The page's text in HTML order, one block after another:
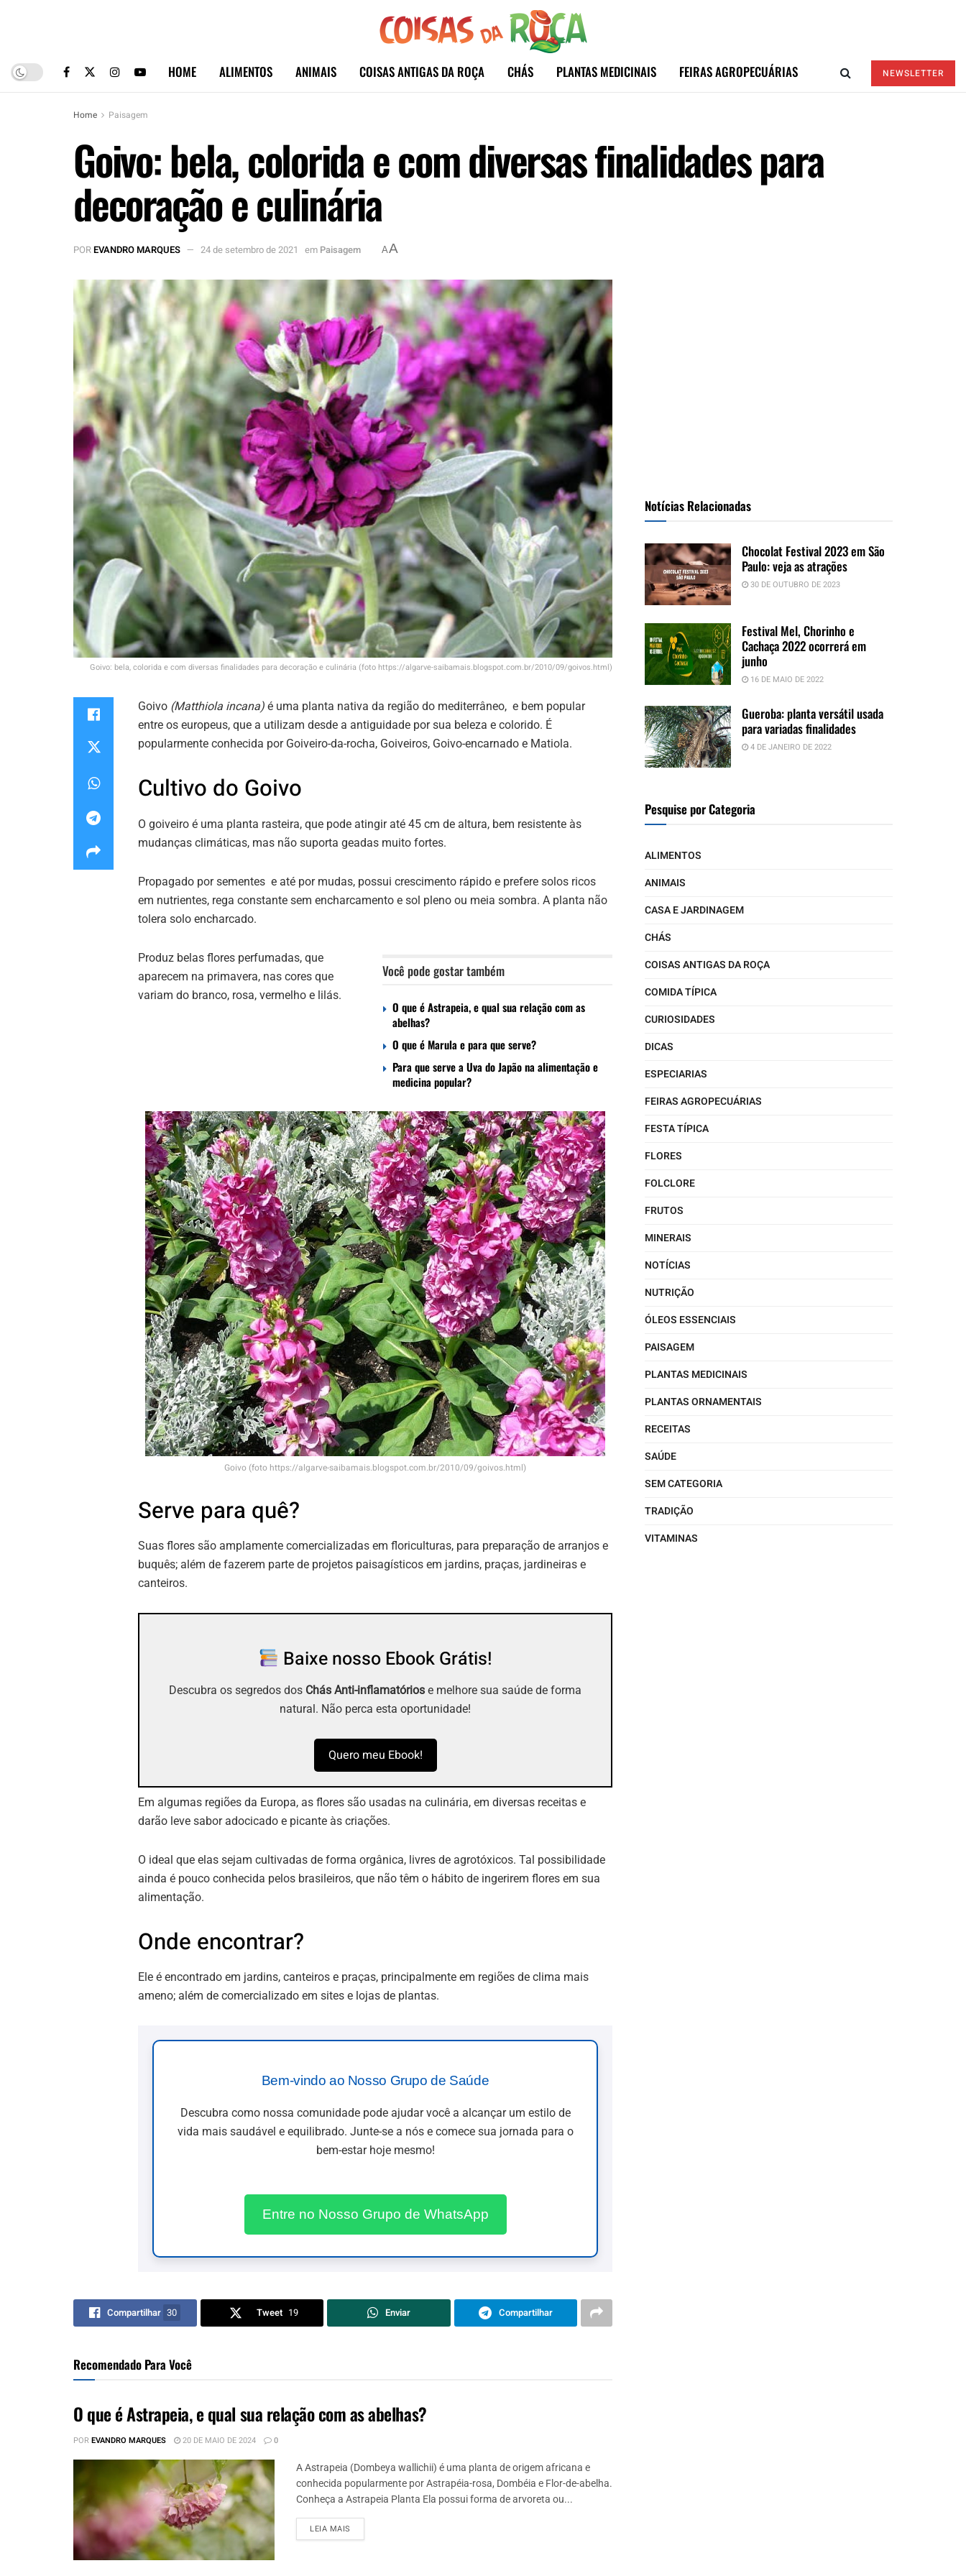
HOME ALIMENTOS ANIMAIS COISAS ANTIGAS DA ROÇA CHÁS PLANTAS MEDICINAIS FEIRAS AGROPECUÁRIAS NEWSLETTER
Home Paisagem
Goivo: bela, colorida e com diversas finalidades para
decoração e culinária
POREVANDRO MARQUES 24 de setembro de 2021 em Paisagem AA
Goivo: bela, colorida e com diversas finalidades para decoração e culinária (foto https://algarve-saibamais.blogspot.com.br/2010/09/goivos.html)
Goivo (Matthiola incana) é uma planta nativa da região do mediterrâneo, e bem popular
entre os europeus, que a utilizam desde a antiguidade por sua beleza e colorido. É
popularmente conhecida por Goiveiro-da-rocha, Goiveiros, Goivo-encarnado e Matiola.
Cultivo do Goivo
O goiveiro é uma planta rasteira, que pode atingir até 45 cm de altura, bem resistente às
mudanças climáticas, mas não suporta geadas muito fortes.
Propagado por sementes e até por mudas, possui crescimento rápido e prefere solos ricos
em nutrientes, rega constante sem encharcamento e sol pleno ou meia sombra. A planta não
tolera solo encharcado.
Você pode gostar também
O que é Astrapeia, e qual sua relação com as
abelhas?
O que é Marula e para que serve?
Para que serve a Uva do Japão na alimentação e
medicina popular?
Produz belas flores perfumadas, que
aparecem na primavera, nas cores que
variam do branco, rosa, vermelho e lilás.
Goivo (foto https://algarve-saibamais.blogspot.com.br/2010/09/goivos.html)
Serve para quê?
Suas flores são amplamente comercializadas em floriculturas, para preparação de arranjos e
buquês; além de fazerem parte de projetos paisagísticos em jardins, praças, jardineiras e
canteiros.
Baixe nosso Ebook Grátis!
Descubra os segredos dos Chás Anti-inflamatórios e melhore sua saúde de forma
natural. Não perca esta oportunidade!
Quero meu Ebook!
Em algumas regiões da Europa, as flores são usadas na culinária, em diversas receitas e
darão leve sabor adocicado e picante às criações.
O ideal que elas sejam cultivadas de forma orgânica, livres de agrotóxicos. Tal possibilidade
ainda é pouco conhecida pelos brasileiros, que não têm o hábito de ingerirem flores em sua
alimentação.
Onde encontrar?
Ele é encontrado em jardins, canteiros e praças, principalmente em regiões de clima mais
ameno; além de comercializado em sites e lojas de plantas.
Bem-vindo ao Nosso Grupo de Saúde
Descubra como nossa comunidade pode ajudar você a alcançar um estilo de
vida mais saudável e equilibrado. Junte-se a nós e comece sua jornada para o
bem-estar hoje mesmo!
Entre no Nosso Grupo de WhatsApp
Compartilhar 30 Tweet 19 Enviar Compartilhar
Recomendado Para Você
O que é Astrapeia, e qual sua relação com as abelhas?
POREVANDRO MARQUES 20 DE MAIO DE 2024 0
A Astrapeia (Dombeya wallichii) é uma planta de origem africana e
conhecida popularmente por Astrapéia-rosa, Dombéia e Flor-de-abelha.
Conheça a Astrapeia Planta Ela possui forma de arvoreta ou...
LEIA MAIS
Notícias Relacionadas
Chocolat Festival 2023 em São
Paulo: veja as atrações
30 DE OUTUBRO DE 2023
Festival Mel, Chorinho e
Cachaça 2022 ocorrerá em
junho
16 DE MAIO DE 2022
Gueroba: planta versátil usada
para variadas finalidades
4 DE JANEIRO DE 2022
Pesquise por Categoria
ALIMENTOS
ANIMAIS
CASA E JARDINAGEM
CHÁS
COISAS ANTIGAS DA ROÇA
COMIDA TÍPICA
CURIOSIDADES
DICAS
ESPECIARIAS
FEIRAS AGROPECUÁRIAS
FESTA TÍPICA
FLORES
FOLCLORE
FRUTOS
MINERAIS
NOTÍCIAS
NUTRIÇÃO
ÓLEOS ESSENCIAIS
PAISAGEM
PLANTAS MEDICINAIS
PLANTAS ORNAMENTAIS
RECEITAS
SAÚDE
SEM CATEGORIA
TRADIÇÃO
VITAMINAS